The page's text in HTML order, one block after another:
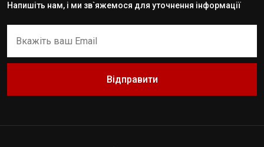
Напишіть нам, і ми зв`яжемося для уточнення інформації
Відправити